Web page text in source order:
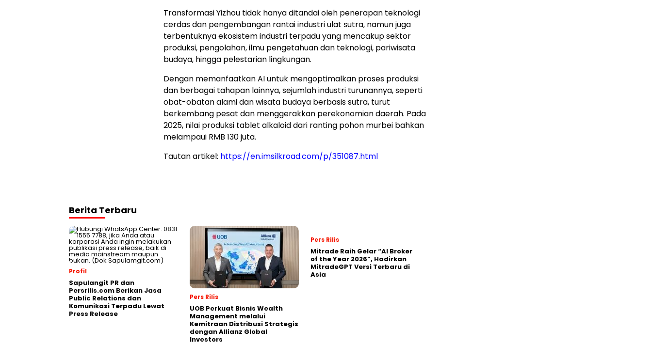
Transformasi Yizhou tidak hanya ditandai oleh penerapan teknologi
cerdas dan pengembangan rantai industri ulat sutra, namun juga
terbentuknya ekosistem industri terpadu yang mencakup sektor
produksi, pengolahan, ilmu pengetahuan dan teknologi, pariwisata
budaya, hingga pelestarian lingkungan.
Dengan memanfaatkan AI untuk mengoptimalkan proses produksi
dan berbagai tahapan lainnya, sejumlah industri turunannya, seperti
obat-obatan alami dan wisata budaya berbasis sutra, turut
berkembang pesat dan menggerakkan perekonomian daerah. Pada
2025, nilai produksi tablet alkaloid dari ranting pohon murbei bahkan
melampaui RMB 130 juta.
Tautan artikel: https://en.imsilkroad.com/p/351087.html
Berita Terbaru
Profil
Sapulangit PR dan
Persrilis.com Berikan Jasa
Public Relations dan
Komunikasi Terpadu Lewat
Press Release
Pers Rilis
UOB Perkuat Bisnis Wealth
Management melalui
Kemitraan Distribusi Strategis
dengan Allianz Global
Investors
Pers Rilis
Mitrade Raih Gelar “AI Broker
of the Year 2026”, Hadirkan
MitradeGPT Versi Terbaru di
Asia